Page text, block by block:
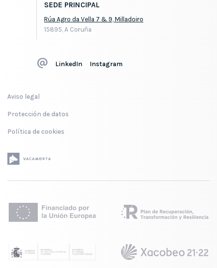
SEDE PRINCIPAL
Rúa Agro da Vella 7 & 9, Milladoiro
15895, A Coruña
LinkedIn Instagram
Aviso legal
Protección de datos
Política de cookies